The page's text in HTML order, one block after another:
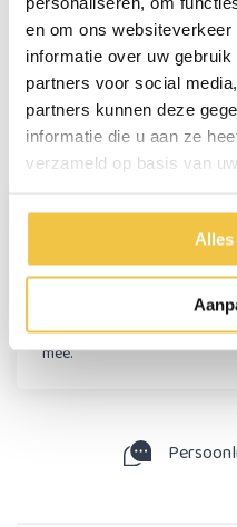
en om ons
informatie over uw
partners voor social
partners kunnen deze
informatie die u aan ze
verzameld op basis van
Alles
Start chat
Reviews (1)
Lisette Smit-
Inmiddels mijn 2de set
maanden versleten, echter
mee.